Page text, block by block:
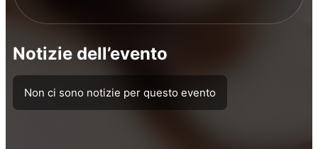
Notizie dell’evento
Non ci sono notizie per questo evento